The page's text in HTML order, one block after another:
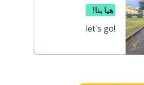
هيا بنا!
let's go!